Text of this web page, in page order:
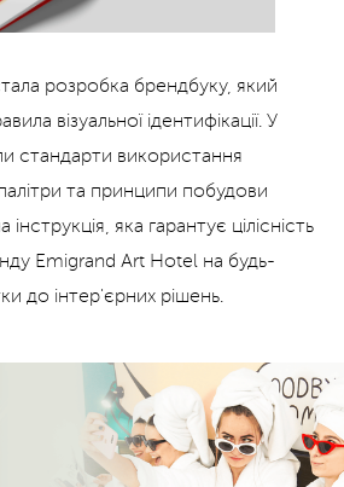
розробка брендбуку, який
візуальної ідентифікації. У
стандарти використання
та принципи побудови
яка гарантує цілісність
Emigrand Art Hotel на будь-
до інтер'єрних рішень.